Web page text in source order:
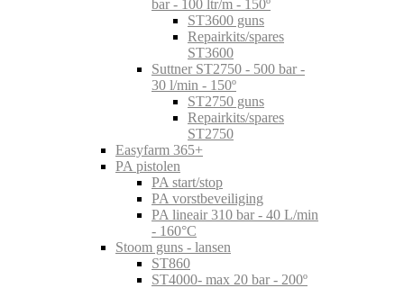
bar - 100 ltr/m - 150º
ST3600 guns
Repairkits/spares
ST3600
Suttner ST2750 - 500 bar -
30 l/min - 150º
ST2750 guns
Repairkits/spares
ST2750
Easyfarm 365+
PA pistolen
PA start/stop
PA vorstbeveiliging
PA lineair 310 bar - 40 L/min
- 160°C
Stoom guns - lansen
ST860
ST4000- max 20 bar - 200º